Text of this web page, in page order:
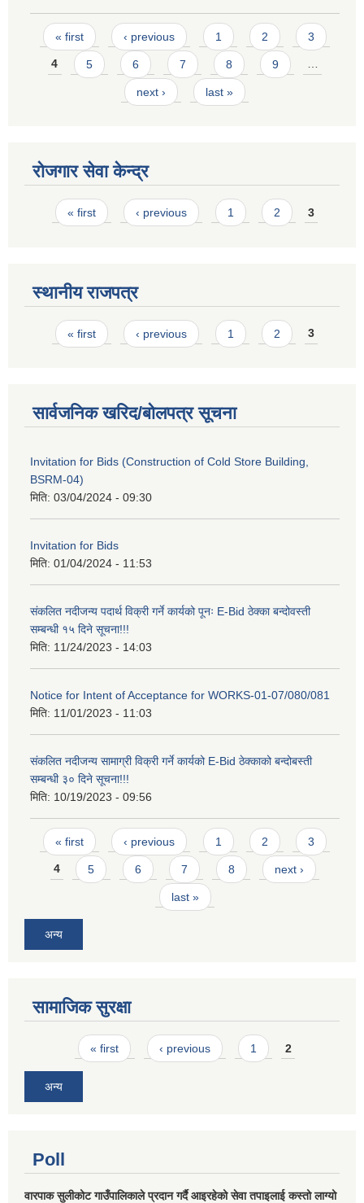
Pages
« first ‹ previous 1 2 3
4 5 6 7 8 9 …
next › last »
रोजगार सेवा केन्द्र
Pages
« first ‹ previous 1 2 3
स्थानीय राजपत्र
Pages
« first ‹ previous 1 2 3
सार्वजनिक खरिद/बोलपत्र सूचना
Invitation for Bids (Construction of Cold Store Building,
BSRM-04)
मिति: 03/04/2024 - 09:30
Invitation for Bids
मिति: 01/04/2024 - 11:53
संकलित नदीजन्य पदार्थ विक्री गर्ने कार्यको पूनः E-Bid ठेक्का बन्दोवस्ती
सम्बन्धी १५ दिने सूचना!!!
मिति: 11/24/2023 - 14:03
Notice for Intent of Acceptance for WORKS-01-07/080/081
मिति: 11/01/2023 - 11:03
संकलित नदीजन्य सामाग्री विक्री गर्ने कार्यको E-Bid ठेक्काको बन्दोबस्ती
सम्बन्धी ३० दिने सूचना!!!
मिति: 10/19/2023 - 09:56
Pages
« first ‹ previous 1 2 3
4 5 6 7 8 next ›
last »
अन्य
सामाजिक सुरक्षा
Pages« first ‹ previous 1 2
अन्य
Poll
वारपाक सुलीकोट गाउँपालिकाले प्रदान गर्दै आइरहेको सेवा तपाइलाई कस्तो लाग्यो